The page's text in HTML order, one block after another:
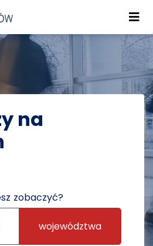
NA MAPACH
na
zobaczyć?
województwa